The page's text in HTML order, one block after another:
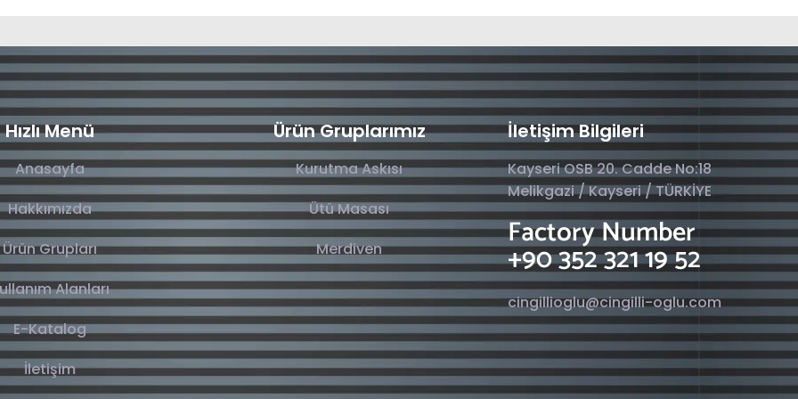
Hızlı Menü
Anasayfa
Hakkımızda
Ürün Grupları
Alanları
E-Katalog
İletişim
Ürün Gruplarımız
Kurutma Askısı
Ütü Masası
Merdiven
İletişim Bilgileri
Kayseri OSB 20. Cadde No:18
Melikgazi / Kayseri / TÜRKİYE
Factory Number
+90 352 321 19 52
cingillioglu@cingilli-oglu.com